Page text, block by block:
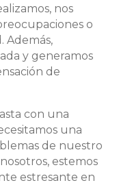
nos
o
Además,
y generamos
de
con una
una
de nuestro
estemos
estresante en